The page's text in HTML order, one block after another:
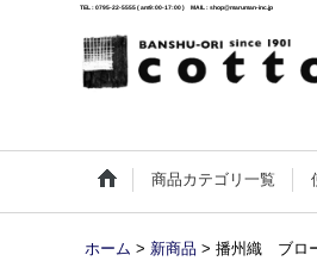
TEL : 0795-22-5555 ( am9:00-17:00 ) MAIL : shop@maruman-inc.jp
商品カテゴリ一覧
ホーム > 新商品 > 播州織 ブロ